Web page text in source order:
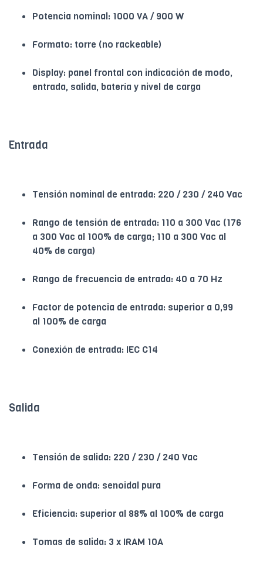
Potencia nominal: 1000 VA / 900 W
Formato: torre (no rackeable)
Display: panel frontal con indicación de modo,
entrada, salida, batería y nivel de carga
Entrada
Tensión nominal de entrada: 220 / 230 / 240 Vac
Rango de tensión de entrada: 110 a 300 Vac (176
a 300 Vac al 100% de carga; 110 a 300 Vac al
40% de carga)
Rango de frecuencia de entrada: 40 a 70 Hz
Factor de potencia de entrada: superior a 0,99
al 100% de carga
Conexión de entrada: IEC C14
Salida
Tensión de salida: 220 / 230 / 240 Vac
Forma de onda: senoidal pura
Eficiencia: superior al 88% al 100% de carga
Tomas de salida: 3 x IRAM 10A